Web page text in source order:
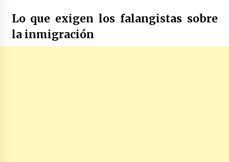
Lo que exigen los falangistas sobre
la inmigración